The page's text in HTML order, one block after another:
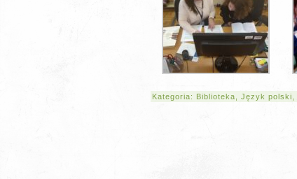
Kategoria: Biblioteka Język polski